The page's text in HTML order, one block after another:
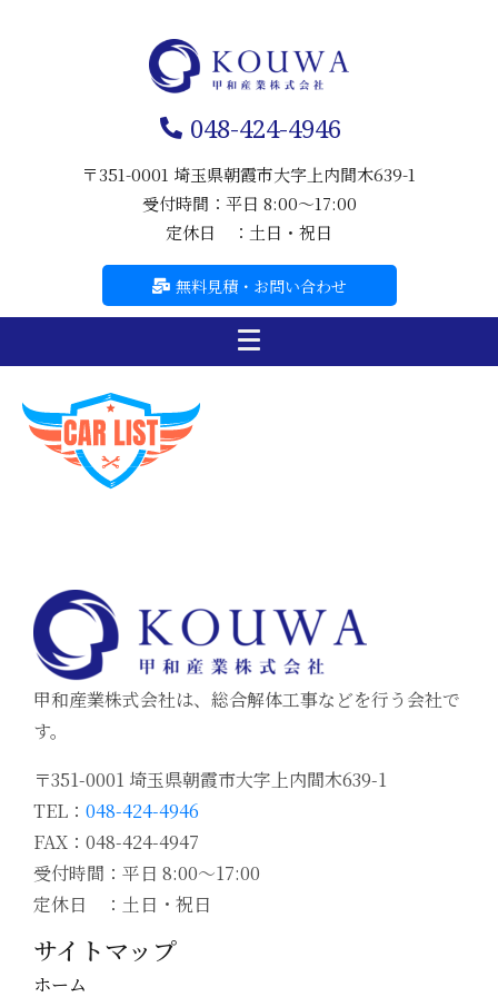
048-424-4946
〒351-0001 埼玉県朝霞市大字上内間木639-1
受付時間：平日 8:00～17:00
定休日 ：土日・祝日
無料見積・お問い合わせ
甲和産業株式会社は、総合解体工事などを行う会社で
す。
〒351-0001 埼玉県朝霞市大字上内間木639-1
TEL： 048-424-4946
FAX：048-424-4947
受付時間：平日 8:00～17:00
定休日 ：土日・祝日
サイトマップ
ホーム